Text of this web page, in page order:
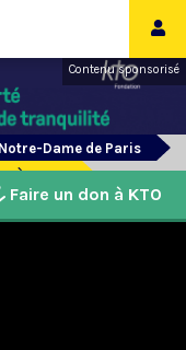
Contenu sponsorisé
Dame de Paris
à coeur
Faire un don à KTO